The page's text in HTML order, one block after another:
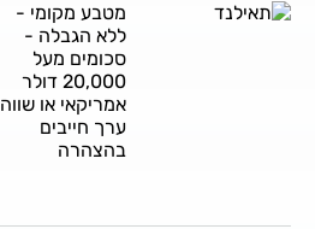
מטבע מקומי -
ללא הגבלה -
סכומים מעל
20,000 דולר
אמריקאי או שווה
ערך חייבים
בהצהרה